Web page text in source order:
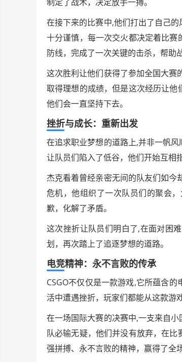
在接下来的比赛中,他们打出了自己
十分谨慎，每一次交火都决定着比
防线，完成了一次关键的击杀，帮助
这次胜利让他们获得了参加全国大赛
取得理想的成绩，但是这次经历让
他们会一直坚持下去。
挫折与成长：重新出发
在追求职业梦想的道路上,并非一帆
让队员们陷入了低谷，他们开始互相
杰克看着曾经亲密无间的队友们如
危机，他组织了一次队员们的聚会
歉，化解了矛盾。
这次挫折让队员们明白了,在面对困
划，再次踏上了追逐梦想的道路。
电竞精神：永不言败的传承
CSGO不仅仅是一款游戏,它所蕴含
活中遭遇挫折，玩家们都能从这款游
在一场国际大赛的决赛中,一支来自
队必输无疑，他们并没有放弃，在
强拼搏、永不言败的精神，赢得了全